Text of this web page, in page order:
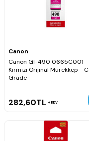
Canon
Canon GI-490 0665C001
Kırmızı Orijinal Mürekkep - C
Grade
282,60TL KDV